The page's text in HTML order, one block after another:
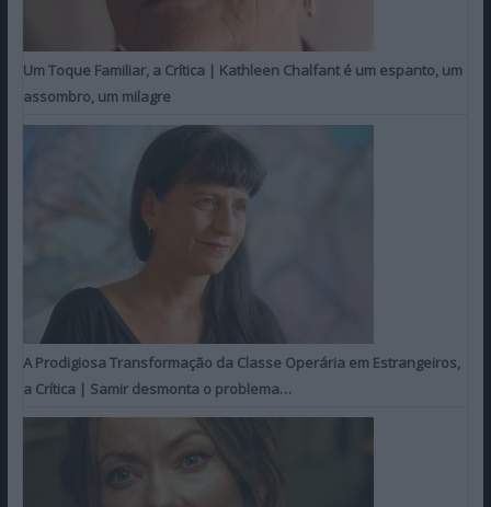
Um Toque Familiar, a Crítica | Kathleen Chalfant é um espanto, um
assombro, um milagre
A Prodigiosa Transformação da Classe Operária em Estrangeiros,
a Crítica | Samir desmonta o problema…